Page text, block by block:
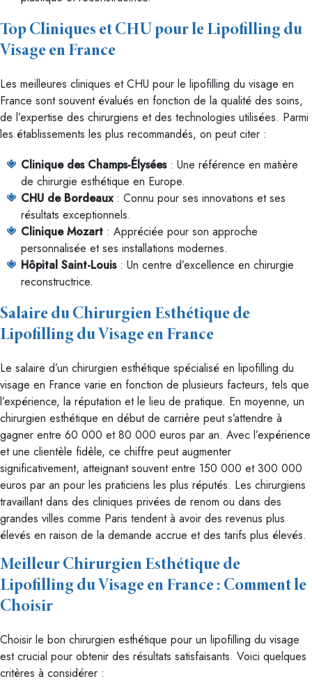
Top Cliniques et CHU pour le Lipofilling du
Visage en France
Les meilleures cliniques et CHU pour le lipofilling du visage en
France sont souvent évalués en fonction de la qualité des soins,
de l’expertise des chirurgiens et des technologies utilisées. Parmi
les établissements les plus recommandés, on peut citer :
Clinique des Champs-Élysées: Une référence en matière
de chirurgie esthétique en Europe.
CHU de Bordeaux: Connu pour ses innovations et ses
résultats exceptionnels.
Clinique Mozart : Appréciée pour son approche
personnalisée et ses installations modernes.
Hôpital Saint-Louis: Un centre d’excellence en chirurgie
reconstructrice.
Salaire du Chirurgien Esthétique de
Lipofilling du Visage en France
Le salaire d’un chirurgien esthétique spécialisé en lipofilling du
visage en France varie en fonction de plusieurs facteurs, tels que
l’expérience, la réputation et le lieu de pratique. En moyenne, un
chirurgien esthétique en début de carrière peut s’attendre à
gagner entre 60 000 et 80 000 euros par an. Avec l’expérience
et une clientèle fidèle, ce chiffre peut augmenter
significativement, atteignant souvent entre 150 000 et 300 000
euros par an pour les praticiens les plus réputés. Les chirurgiens
travaillant dans des cliniques privées de renom ou dans des
grandes villes comme Paris tendent à avoir des revenus plus
élevés en raison de la demande accrue et des tarifs plus élevés.
Meilleur Chirurgien Esthétique de
Lipofilling du Visage en France : Comment le
Choisir
Choisir le bon chirurgien esthétique pour un lipofilling du visage
est crucial pour obtenir des résultats satisfaisants. Voici quelques
critères à considérer :